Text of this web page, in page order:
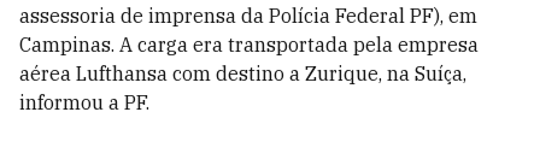
assessoria de imprensa da Polícia Federal PF), em
Campinas. A carga era transportada pela empresa
aérea Lufthansa com destino a Zurique, na Suíça,
informou a PF.